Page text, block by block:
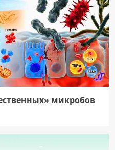
микробов